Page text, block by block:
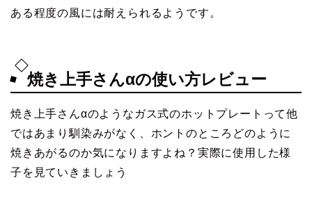
ある程度の風には耐えられるようです。
焼き上手さんαの使い方レビュー
焼き上手さんαのようなガス式のホットプレートって他
ではあまり馴染みがなく、ホントのところどのように
焼きあがるのか気になりますよね？実際に使用した様
子を見ていきましょう